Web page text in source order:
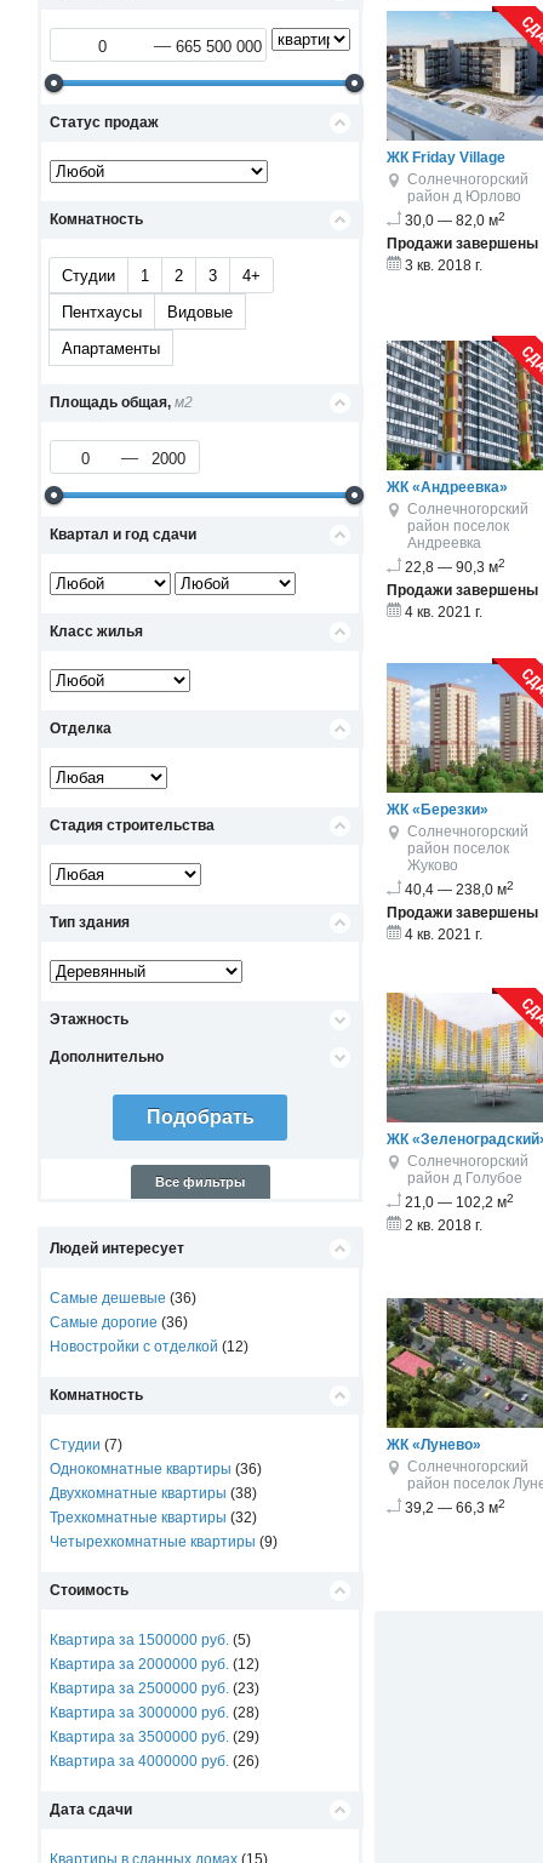
Статус продаж
Комнатность
Студии 1 2 3
4+
Пентхаусы
Видовые
Апартаменты
Площадь общая, м2
Квартал и год сдачи
Класс жилья
Отделка
Стадия строительства
Тип здания
Этажность
Дополнительно
Все фильтры
Людей интересует
Самые дешевые (36)
Самые дорогие (36)
Новостройки с отделкой (12)
Комнатность
Студии (7)
Однокомнатные квартиры (36)
Двухкомнатные квартиры (38)
Трехкомнатные квартиры (32)
Четырехкомнатные квартиры (9)
Стоимость
Квартира за 1500000 руб. (5)
Квартира за 2000000 руб. (12)
Квартира за 2500000 руб. (23)
Квартира за 3000000 руб. (28)
Квартира за 3500000 руб. (29)
Квартира за 4000000 руб. (26)
Дата сдачи
Квартиры в сданных домах (15)
ЖК Friday Village
Солнечногорский
район д Юрлово
30,0 — 82,0 м2
Продажи завершены
3 кв. 2018 г.
ЖК «Андреевка»
Солнечногорский
район поселок
Андреевка
22,8 — 90,3 м2
Продажи завершены
4 кв. 2021 г.
ЖК «Березки»
Солнечногорский
район поселок
Жуково
40,4 — 238,0 м2
Продажи завершены
4 кв. 2021 г.
ЖК
Солнечногорский
район д Голубое
21,0 — 102,2 м2
2 кв. 2018 г.
ЖК «Лунево»
Солнечногорский
район поселок
39,2 — 66,3 м2